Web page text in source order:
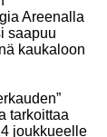
Areenalla
saapuu
kaukaloon
tarkoittaa
joukkueelle